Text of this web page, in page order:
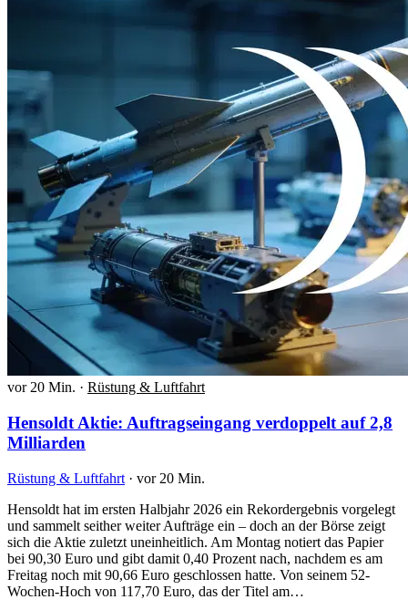
vor 20 Min. · Rüstung & Luftfahrt
Hensoldt Aktie: Auftragseingang verdoppelt auf 2,8
Milliarden
Rüstung & Luftfahrt · vor 20 Min.
Hensoldt hat im ersten Halbjahr 2026 ein Rekordergebnis vorgelegt
und sammelt seither weiter Aufträge ein – doch an der Börse zeigt
sich die Aktie zuletzt uneinheitlich. Am Montag notiert das Papier
bei 90,30 Euro und gibt damit 0,40 Prozent nach, nachdem es am
Freitag noch mit 90,66 Euro geschlossen hatte. Von seinem 52-
Wochen-Hoch von 117,70 Euro, das der Titel am…